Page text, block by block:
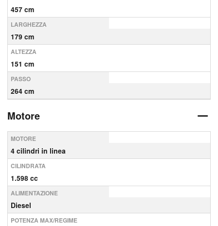
457 cm
LARGHEZZA
179 cm
ALTEZZA
151 cm
PASSO
264 cm
Motore
MOTORE
4 cilindri in linea
CILINDRATA
1.598 cc
ALIMENTAZIONE
Diesel
POTENZA MAX/REGIME